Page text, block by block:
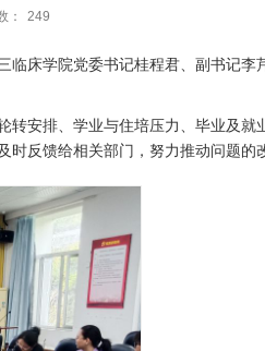
： 249
床学院党委书记桂程君、副书记李
安排、学业与住培压力、毕业及就
反馈给相关部门，努力推动问题的